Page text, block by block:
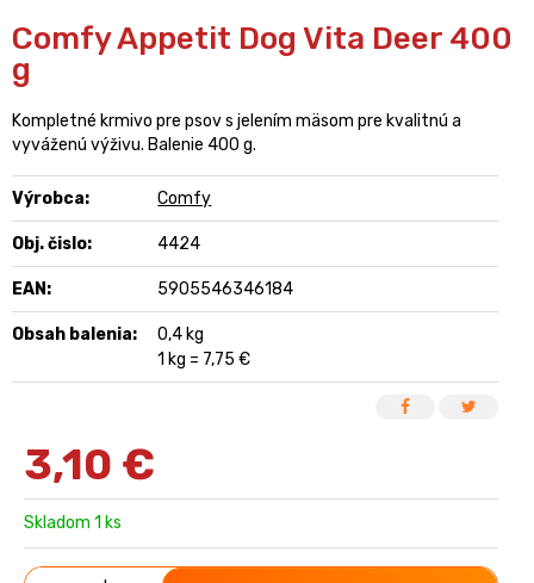
Comfy Appetit Dog Vita Deer 400
g
Kompletné krmivo pre psov s jelením mäsom pre kvalitnú a
vyváženú výživu. Balenie 400 g.
Výrobca: Comfy
Obj. čislo: 4424
EAN: 5905546346184
Obsah balenia:
0,4 kg
1 kg = 7,75 €
3,10 €
Skladom 1 ks